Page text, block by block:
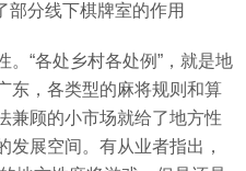
部分线下棋牌室的作用
“各处乡村各处例”，就是地
东，各类型的麻将规则和算
兼顾的小市场就给了地方性
发展空间。有从业者指出，